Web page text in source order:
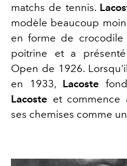
matchs de tennis.
modèle beaucoup
en forme de
poitrine et a
Open de 1926.
en 1933, Lacoste
Lacoste et commence
ses chemises comme